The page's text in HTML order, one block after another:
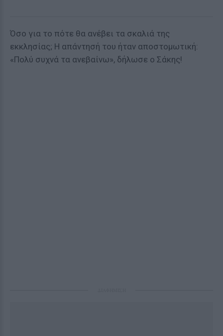
Όσο για το πότε θα ανέβει τα σκαλιά της
εκκλησίας; Η απάντησή του ήταν αποστομωτική:
«Πολύ συχνά τα ανεβαίνω», δήλωσε ο Σάκης!